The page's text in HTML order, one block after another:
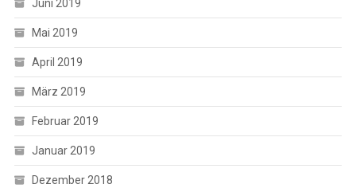
Juni 2019
Mai 2019
April 2019
März 2019
Februar 2019
Januar 2019
Dezember 2018